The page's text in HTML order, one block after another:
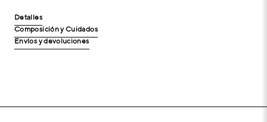
Detalles
Composición y Cuidados
Envíos y devoluciones